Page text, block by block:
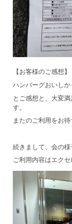
【お客様のご感想】
ハンバーグおいし
とご感想と、大変
す。
またのご利用をお待
続きまして、会の様
ご利用内容はエクセ